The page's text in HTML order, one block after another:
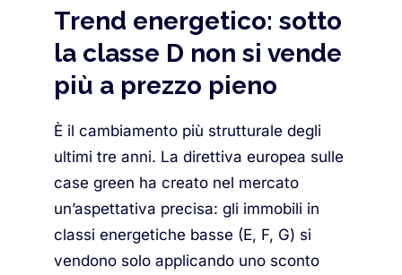
Trend energetico: sotto
la classe D non si vende
più a prezzo pieno
È il cambiamento più strutturale degli
ultimi tre anni. La direttiva europea sulle
case green ha creato nel mercato
un’aspettativa precisa: gli immobili in
classi energetiche basse (E, F, G) si
vendono solo applicando uno sconto